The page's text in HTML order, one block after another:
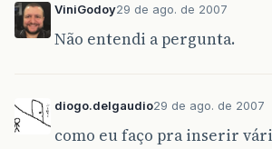
ViniGodoy29 de ago. de 2007
Não entendi a pergunta.
diogo.delgaudio29 de ago. de 2007
como eu faço pra inserir